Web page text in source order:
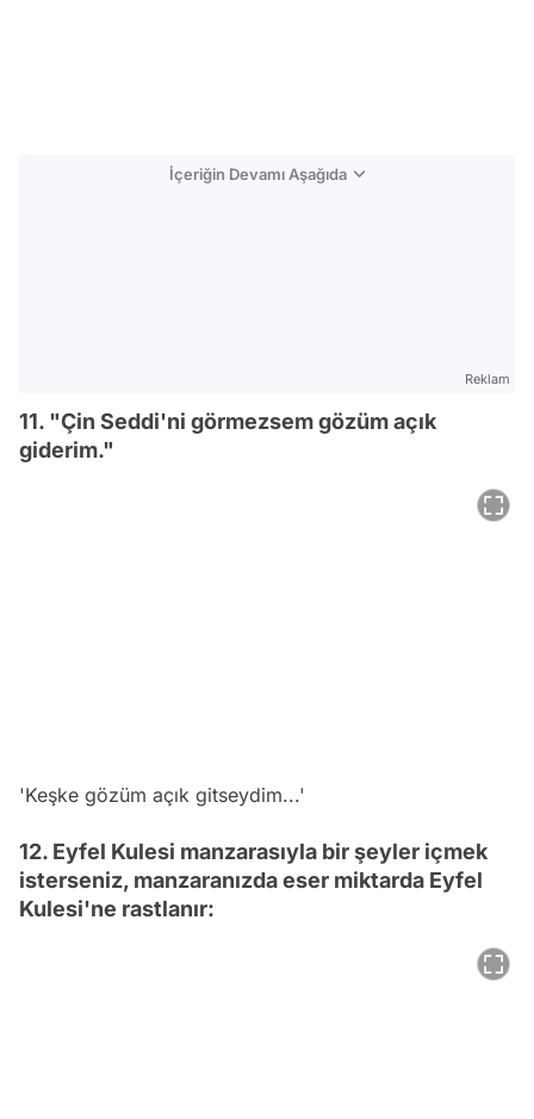
İçeriğin Devamı Aşağıda
Reklam
11. "Çin Seddi'ni görmezsem gözüm açık
giderim."
'Keşke gözüm açık gitseydim...'
12. Eyfel Kulesi manzarasıyla bir şeyler içmek
isterseniz, manzaranızda eser miktarda Eyfel
Kulesi'ne rastlanır: